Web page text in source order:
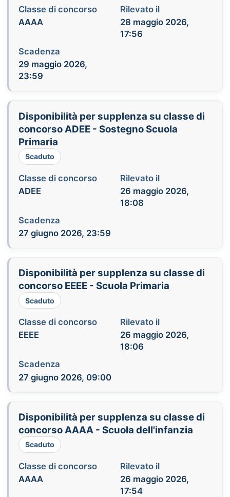
Classe di concorso
AAAA
Rilevato il
28 maggio 2026,
17:56
Scadenza
29 maggio 2026,
23:59
Disponibilità per supplenza su classe di
concorso ADEE - Sostegno Scuola
Primaria
Scaduto
Classe di concorso
ADEE
Rilevato il
26 maggio 2026,
18:08
Scadenza
27 giugno 2026, 23:59
Disponibilità per supplenza su classe di
concorso EEEE - Scuola Primaria
Scaduto
Classe di concorso
EEEE
Rilevato il
26 maggio 2026,
18:06
Scadenza
27 giugno 2026, 09:00
Disponibilità per supplenza su classe di
concorso AAAA - Scuola dell'infanzia
Scaduto
Classe di concorso
AAAA
Rilevato il
26 maggio 2026,
17:54